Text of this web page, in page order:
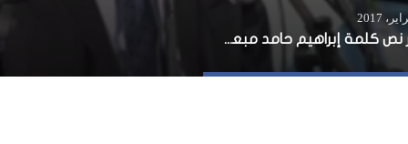
ننشر نص كلمة إبراهيم حامد مبعوث الرئيس السوداني في حفل تنصيب رئيس الجمهورية